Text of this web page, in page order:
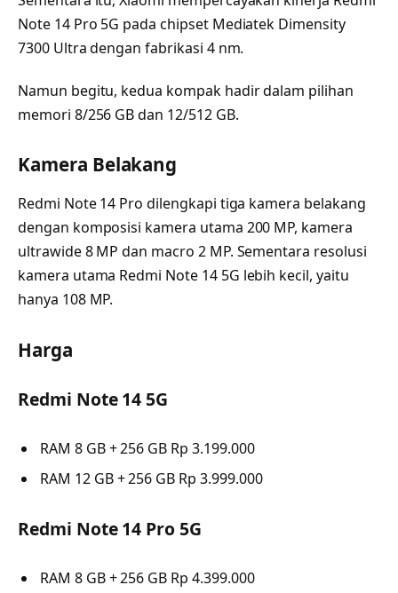
Note 14 Pro 5G pada chipset Mediatek Dimensity
7300 Ultra dengan fabrikasi 4 nm.
Namun begitu, kedua kompak hadir dalam pilihan
memori 8/256 GB dan 12/512 GB.
Kamera Belakang
Redmi Note 14 Pro dilengkapi tiga kamera belakang
dengan komposisi kamera utama 200 MP, kamera
ultrawide 8 MP dan macro 2 MP. Sementara resolusi
kamera utama Redmi Note 14 5G lebih kecil, yaitu
hanya 108 MP.
Harga
Redmi Note 14 5G
RAM 8 GB + 256 GB Rp 3.199.000
RAM 12 GB + 256 GB Rp 3.999.000
Redmi Note 14 Pro 5G
RAM 8 GB + 256 GB Rp 4.399.000